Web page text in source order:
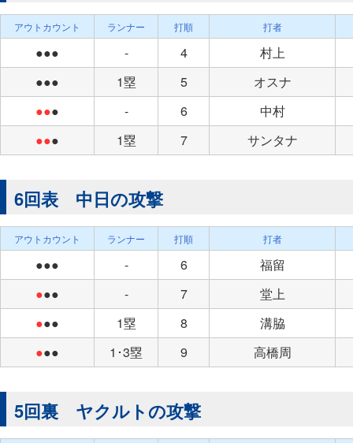
アウトカウント ランナー 打順 打者
●●● - 4
村上
●●●
1塁 5
オスナ
●●● - 6
中村
●●● 1塁 7 サンタナ
6回表 中日の攻撃
アウトカウント ランナー 打順 打者
●●● - 6
福留
●●● - 7
堂上
●●● 1塁 8
溝脇
●●● 1･3塁 9 高橋周
5回裏 ヤクルトの攻撃